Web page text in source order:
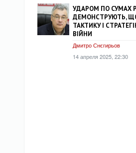
УДАРОМ ПО СУМАХ
ДЕМОНСТРУЮТЬ,
ТАКТИКУ І
ВІЙНИ
Дмитро Снєгирьов
14 апреля 2025, 22:30